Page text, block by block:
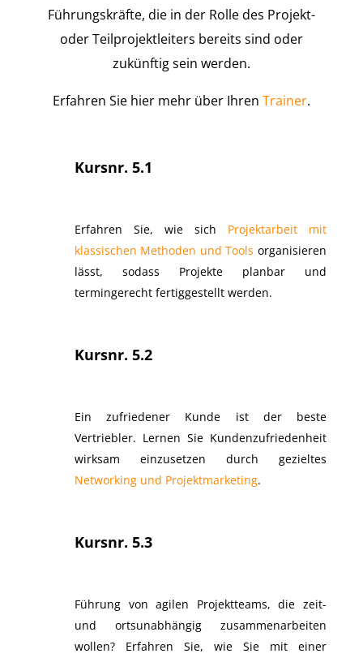
Führungskräfte, die in der Rolle des Projekt-
oder Teilprojektleiters bereits sind oder
zukünftig sein werden.
Erfahren Sie hier mehr über Ihren Trainer.
Kursnr. 5.1
Erfahren Sie, wie sich Projektarbeit mit
klassischen Methoden und Tools organisieren
lässt, sodass Projekte planbar und
termingerecht fertiggestellt werden.
Kursnr. 5.2
Ein zufriedener Kunde ist der beste
Vertriebler. Lernen Sie Kundenzufriedenheit
wirksam einzusetzen durch gezieltes
Networking und Projektmarketing.
Kursnr. 5.3
Führung von agilen Projektteams, die zeit-
und ortsunabhängig zusammenarbeiten
wollen? Erfahren Sie, wie Sie mit einer